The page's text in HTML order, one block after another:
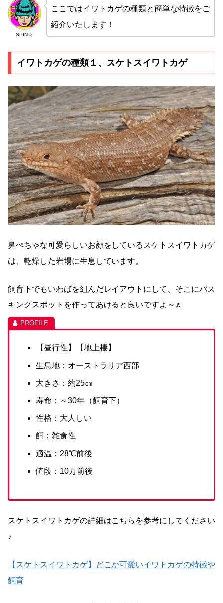
SPIN☆
ここではイワトカゲの種類と簡単な特徴をご
紹介いたします！
イワトカゲの種類１、スケトスイワトカゲ
鼻ぺちゃな可愛らしいお顔をしているスケトスイワトカゲ
は、乾燥した岩場に生息しています。
飼育下でもいわばを組んだレイアウトにして、そこにバス
キングスポットを作ってあげると良いですよ～♬
【昼行性】【地上棲】
生息地：オーストラリア西部
大きさ：約25㎝
寿命：～30年（飼育下）
性格：大人しい
餌：雑食性
適温：28℃前後
値段：10万前後
スケトスイワトカゲの詳細はこちらを参考にしてください
♪
【スケトスイワトカゲ】どこか可愛いイワトカゲの特徴や
飼育